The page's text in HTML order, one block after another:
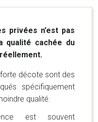
privées n’est pas
qualité cachée du
décote sont des
spécifiquement
qualité.
est souvent